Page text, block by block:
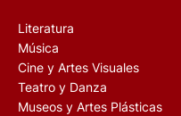
Literatura
Música
Cine y Artes Visuales
Teatro y Danza
Museos y Artes Plásticas